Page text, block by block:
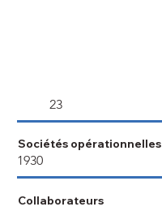
23
Sociétés opérationnelles
1930
Collaborateurs